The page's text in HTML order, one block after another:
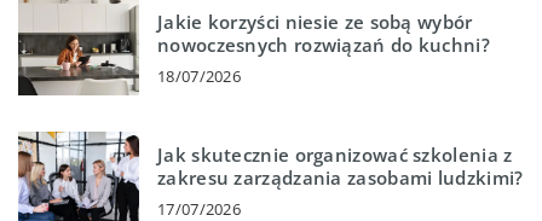
Jakie korzyści niesie ze sobą wybór
nowoczesnych rozwiązań do kuchni?
18/07/2026
Jak skutecznie organizować szkolenia z
zakresu zarządzania zasobami ludzkimi?
17/07/2026